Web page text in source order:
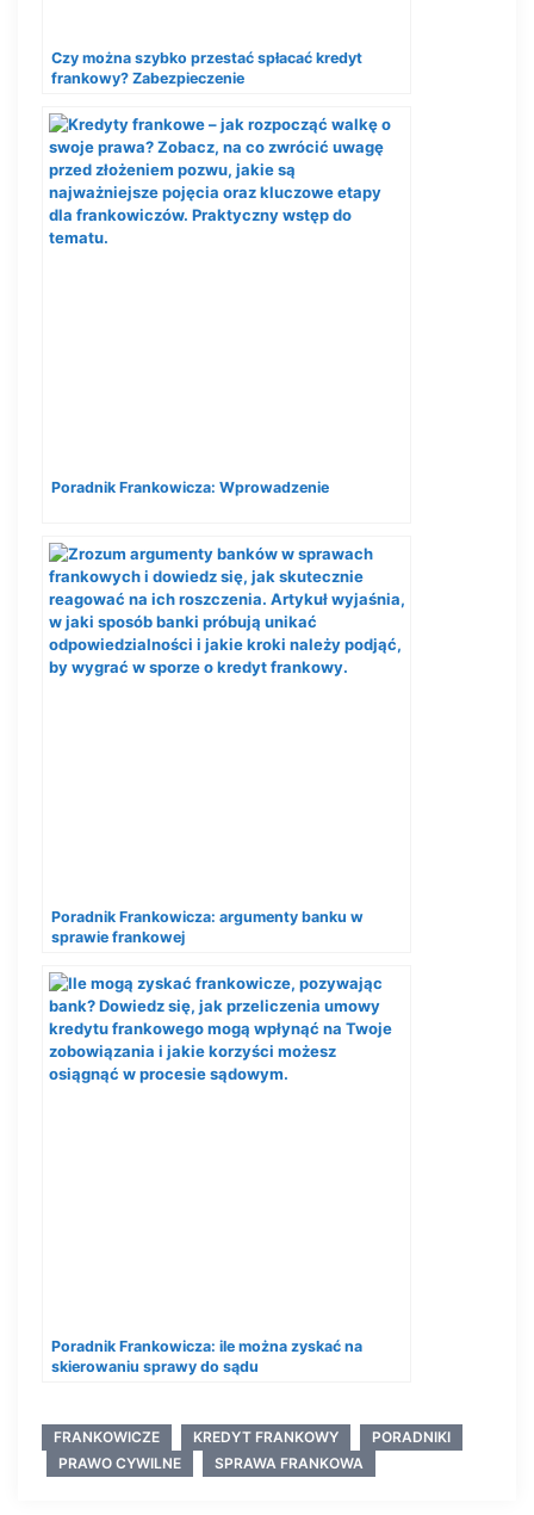
Czy można szybko przestać spłacać kredyt
frankowy? Zabezpieczenie
Poradnik Frankowicza: Wprowadzenie
Poradnik Frankowicza: argumenty banku w
sprawie frankowej
Poradnik Frankowicza: ile można zyskać na
skierowaniu sprawy do sądu
FRANKOWICZE KREDYT FRANKOWY
PORADNIKI
PRAWO CYWILNE
SPRAWA FRANKOWA